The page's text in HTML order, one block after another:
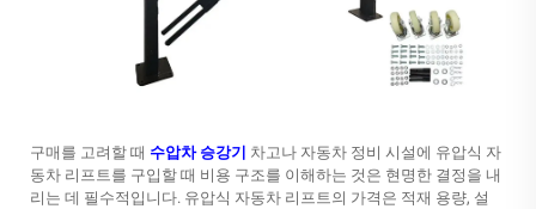
구매를 고려할 때 수압차 승강기 차고나 자동차 정비 시설에 유압식 자
동차 리프트를 구입할 때 비용 구조를 이해하는 것은 현명한 결정을 내
리는 데 필수적입니다. 유압식 자동차 리프트의 가격은 적재 용량, 설